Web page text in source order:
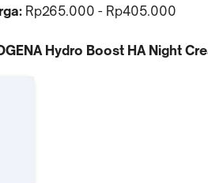
Rp265.000 - Rp405.000
Hydro Boost HA Night